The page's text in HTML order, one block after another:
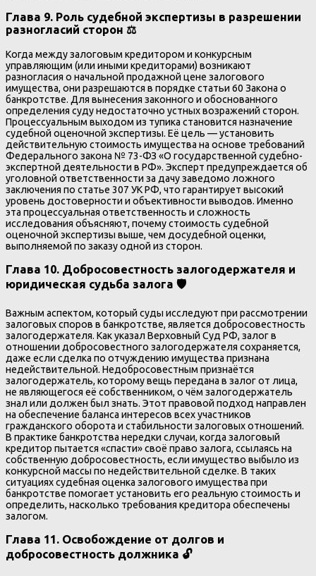
Глава 9. Роль судебной экспертизы в разрешении
разногласий сторон ⚖️
Когда между залоговым кредитором и конкурсным
управляющим (или иными кредиторами) возникают
разногласия о начальной продажной цене залогового
имущества, они разрешаются в порядке статьи 60 Закона о
банкротстве. Для вынесения законного и обоснованного
определения суду недостаточно устных возражений сторон.
Процессуальным выходом из тупика становится назначение
судебной оценочной экспертизы. Её цель — установить
действительную стоимость имущества на основе требований
Федерального закона № 73-ФЗ «О государственной судебно-
экспертной деятельности в РФ». Эксперт предупреждается об
уголовной ответственности за дачу заведомо ложного
заключения по статье 307 УК РФ, что гарантирует высокий
уровень достоверности и объективности выводов. Именно
эта процессуальная ответственность и сложность
исследования объясняют, почему стоимость судебной
оценочной экспертизы выше, чем досудебной оценки,
выполняемой по заказу одной из сторон.
Глава 10. Добросовестность залогодержателя и
юридическая судьба залога 🛡️
Важным аспектом, который суды исследуют при рассмотрении
залоговых споров в банкротстве, является добросовестность
залогодержателя. Как указал Верховный Суд РФ, залог в
отношении добросовестного залогодержателя сохраняется,
даже если сделка по отчуждению имущества признана
недействительной. Недобросовестным признаётся
залогодержатель, которому вещь передана в залог от лица,
не являющегося её собственником, о чём залогодержатель
знал или должен был знать. Этот правовой подход направлен
на обеспечение баланса интересов всех участников
гражданского оборота и стабильности залоговых отношений.
В практике банкротства нередки случаи, когда залоговый
кредитор пытается «спасти» своё право залога, ссылаясь на
собственную добросовестность, если имущество выбыло из
конкурсной массы по недействительной сделке. В таких
ситуациях судебная оценка залогового имущества при
банкротстве помогает установить его реальную стоимость и
определить, насколько требования кредитора обеспечены
залогом.
Глава 11. Освобождение от долгов и
добросовестность должника 🔓